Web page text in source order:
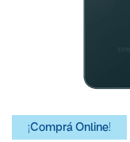
¡Comprá Online!